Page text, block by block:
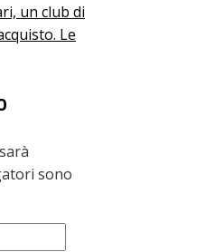
un club di
Le
sono